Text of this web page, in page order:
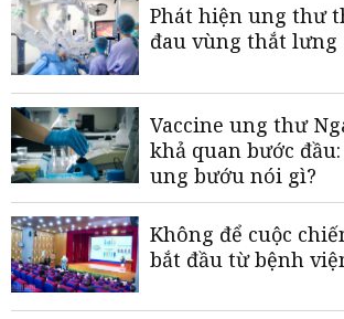
Phát hiện ung thư
đau vùng thắt lưng
Vaccine ung thư
khả quan bước
ung bướu nói gì?
Không để cuộc
bắt đầu từ bệnh